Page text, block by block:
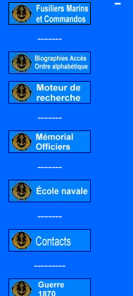
-------
-------
-------
-------
---------